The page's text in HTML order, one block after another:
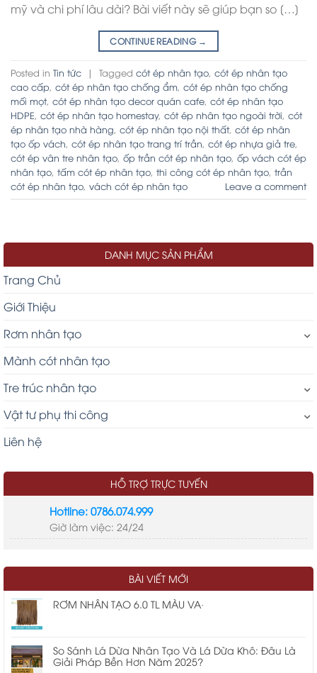
mỹ và chi phí lâu dài? Bài viết này sẽ giúp bạn so […]
CONTINUE READING →
Posted in Tin tức | Tagged cót ép nhân tạo, cót ép nhân tạo
cao cấp, cót ép nhân tạo chống ẩm, cót ép nhân tạo chống
mối mọt, cót ép nhân tạo decor quán cafe, cót ép nhân tạo
HDPE, cót ép nhân tạo homestay, cót ép nhân tạo ngoài trời, cót
ép nhân tạo nhà hàng, cót ép nhân tạo nội thất, cót ép nhân
tạo ốp vách, cót ép nhân tạo trang trí trần, cót ép nhựa giả tre,
cót ép vân tre nhân tạo, ốp trần cót ép nhân tạo, ốp vách cót ép
nhân tạo, tấm cót ép nhân tạo, thi công cót ép nhân tạo, trần
cót ép nhân tạo, vách cót ép nhân tạo Leave a comment
DANH MỤC SẢN PHẨM
Trang Chủ
Giới Thiệu
Rơm nhân tạo
Mành cót nhân tạo
Tre trúc nhân tạo
Vật tư phụ thi công
Liên hệ
HỖ TRỢ TRỰC TUYẾN
Hotline: 0786.074.999
Giờ làm việc: 24/24
tre nhân tạothi công nhà mái lákinh phí xây dựng
cửa cuốn chống cháy ei
BÀI VIẾT MỚI
RƠM NHÂN TẠO 6.0 TL MÀU VA·
So Sánh Lá Dừa Nhân Tạo Và Lá Dừa Khô: Đâu Là
Giải Pháp Bền Hơn Năm 2025?